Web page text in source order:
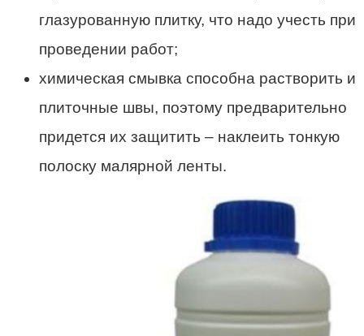
глазурованную плитку, что надо учесть при
проведении работ;
химическая смывка способна растворить и
плиточные швы, поэтому предварительно
придется их защитить – наклеить тонкую
полоску малярной ленты.